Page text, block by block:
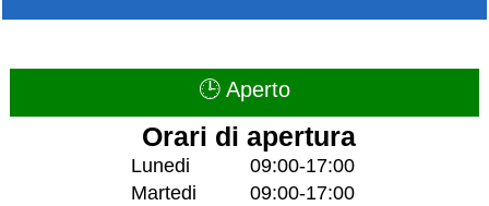
🕒 Aperto
Orari di apertura
Lunedi
09:00-17:00
Martedi
09:00-17:00